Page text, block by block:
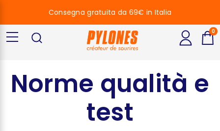
Norme qualità e
test
Consegna gratuita da 69€ in Italia
0